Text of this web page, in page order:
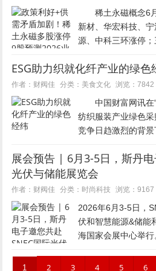
稀土永磁概念6月
新材、华宏科技、
源、中科三环涨停
面，《中华人民共和
于6月15日正式施行
ESG助力织就化纤产业的绿色
作者：财阀佳 分类： 美食文化 浏览：7842
中国财富网讯在“
纺织服装产业绿色
竞争日趋激烈的背景
维企业突破产业瓶
支撑。近日，海南绿
展会预告 | 6月3-5日，斯丹
光伏与储能展览会
作者：财阀佳 分类： 时尚科技 浏览：9167
2026年6月3-5日，
伏和智慧能源&储能
海国家会展中心举
光伏与储能展（展
1 2 3 4 5 6